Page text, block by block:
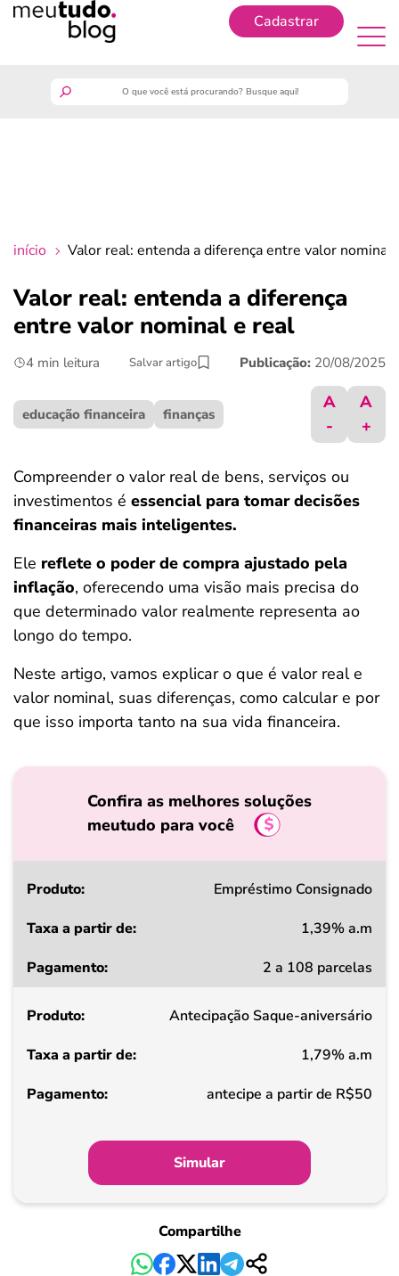
Cadastrar
crédito fácil
últimas notícias
ferramentas
início Valor real: entenda a diferença entre valor nominal
Valor real: entenda a diferença
entre valor nominal e real
4 min leitura Salvar artigo Publicação: 20/08/2025
educação financeira finanças
A
-
A
+
Compreender o valor real de bens, serviços ou
investimentos é essencial para tomar decisões
financeiras mais inteligentes.
Ele reflete o poder de compra ajustado pela
inflação, oferecendo uma visão mais precisa do
que determinado valor realmente representa ao
longo do tempo.
Neste artigo, vamos explicar o que é valor real e
valor nominal, suas diferenças, como calcular e por
que isso importa tanto na sua vida financeira.
Confira as melhores soluções
meutudo para você
Produto
a
de
Pagamento
Empréstimo Consignado
1,39% a.m
2 a 108 parcelas
Antecipação Saque-aniversário
1,79% a.m
antecipe a partir de R$50
Simular
Compartilhe